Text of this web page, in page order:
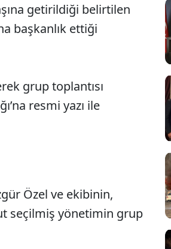
getirildiği belirtilen
başkanlık ettiği
grup toplantısı
resmi yazı ile
Sesi Aç
Özel ve ekibinin,
seçilmiş yönetimin grup